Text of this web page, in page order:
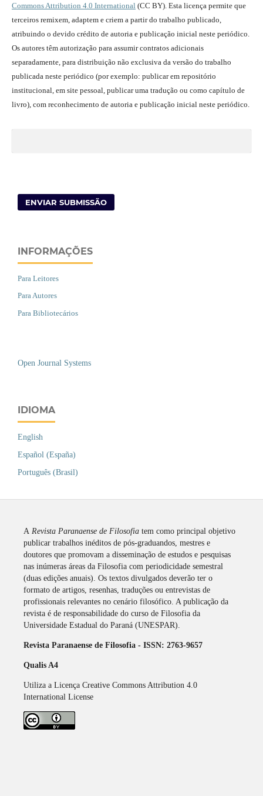
Commons Attribution 4.0 International (CC BY). Esta licença permite que
terceiros remixem, adaptem e criem a partir do trabalho publicado,
atribuindo o devido crédito de autoria e publicação inicial neste periódico.
Os autores têm autorização para assumir contratos adicionais
separadamente, para distribuição não exclusiva da versão do trabalho
publicada neste periódico (por exemplo: publicar em repositório
institucional, em site pessoal, publicar uma tradução ou como capítulo de
livro), com reconhecimento de autoria e publicação inicial neste periódico.
ENVIAR SUBMISSÃO
INFORMAÇÕES
Para Leitores
Para Autores
Para Bibliotecários
Open Journal Systems
IDIOMA
English
Español (España)
Português (Brasil)
A Revista Paranaense de Filosofia tem como principal objetivo
publicar trabalhos inéditos de pós-graduandos, mestres e
doutores que promovam a disseminação de estudos e pesquisas
nas inúmeras áreas da Filosofia com periodicidade semestral
(duas edições anuais). Os textos divulgados deverão ter o
formato de artigos, resenhas, traduções ou entrevistas de
profissionais relevantes no cenário filosófico. A publicação da
revista é de responsabilidade do curso de Filosofia da
Universidade Estadual do Paraná (UNESPAR).
Revista Paranaense de Filosofia - ISSN: 2763-9657
Qualis A4
Utiliza a Licença Creative Commons Attribution 4.0
International License